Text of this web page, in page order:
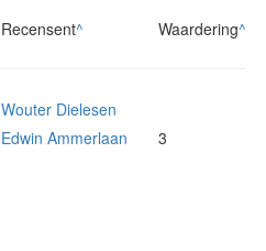
Recensent^ Waardering^
Wouter Dielesen
Edwin Ammerlaan 3